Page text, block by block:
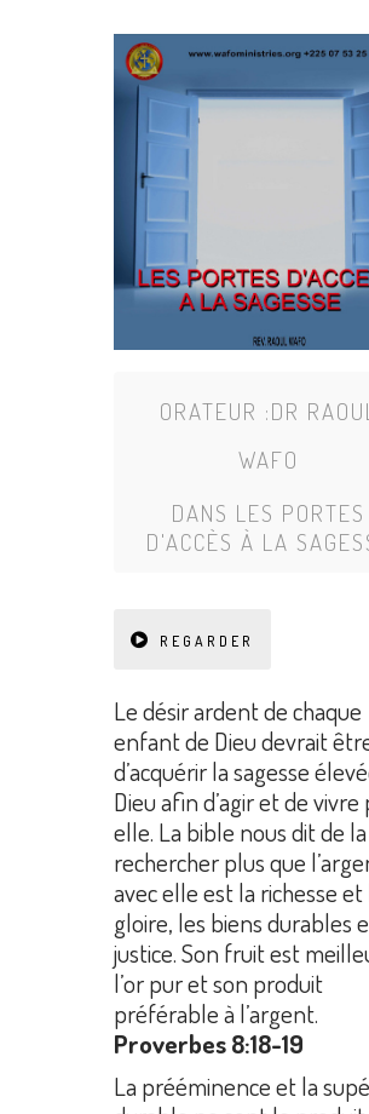
ORATEUR :DR
WAFO
DANS LES PORTES
D'ACCÈS À LA
REGARDER
Le désir ardent de chaque
enfant de Dieu devrait
d’acquérir la sagesse
Dieu afin d’agir et de vivre
elle. La bible nous dit de la
rechercher plus que
avec elle est la richesse et
gloire, les biens durables
justice. Son fruit est
l’or pur et son produit
préférable à l’argent.
Proverbes 8:18-19
La prééminence et la